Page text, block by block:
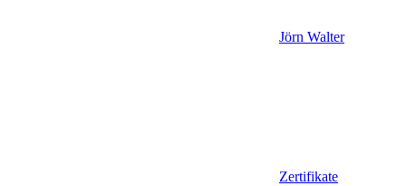
Jörn Walter
Zertifikate